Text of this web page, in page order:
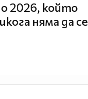
2026, който
няма да се